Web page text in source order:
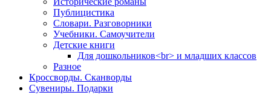
Публицистика
Словари. Разговорники
Учебники. Самоучители
Детские книги
Для дошкольников<br> и младших классов
Разное
Кроссворды. Сканворды
Сувениры. Подарки